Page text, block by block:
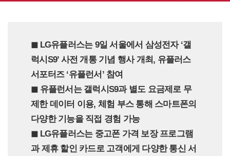
◼︎ LG유플러스는 9일 서울에서 삼성전자 ‘갤
럭시S9’ 사전 개통 기념 행사 개최, 유플러스
서포터즈 ‘유플런서’ 참여
◼︎ 유플런서는 갤럭시S9과 별도 요금제로 무
제한 데이터 이용, 체험 부스 통해 스마트폰의
다양한 기능을 직접 경험 가능
◼︎ LG유플러스는 중고폰 가격 보장 프로그램
과 제휴 할인 카드로 고객에게 다양한 통신 서